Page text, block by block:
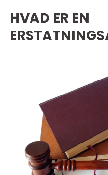
HVAD ER EN